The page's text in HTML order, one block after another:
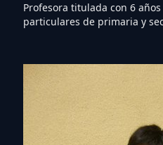
Profesora titulada con 6
particulares de primaria y